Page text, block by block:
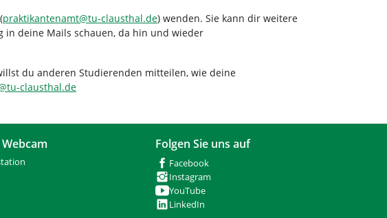
praktikantenamt@tu-clausthal.de) wenden. Sie kann dir weitere
in deine Mails schauen, da hin und wieder
du anderen Studierenden mitteilen, wie deine
tu-clausthal.de
Folgen Sie uns auf
Facebook
Instagram
YouTube
LinkedIn